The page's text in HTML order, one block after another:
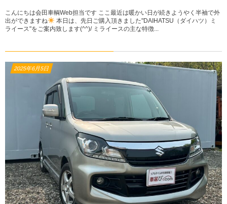
こんにちは会田車輌Web担当です ここ最近は暖かい日が続きようやく半袖で外
出ができますね
本日は、先日ご購入頂きました"DAIHATSU（ダイハツ）ミ
ライース"をご案内致します(^^)/ ミライースの主な特徴...
2025年6月5日